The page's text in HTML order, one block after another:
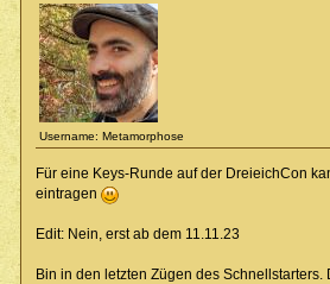
Username: Metamorphose
Für eine Keys-Runde auf der DreieichCon
eintragen
Edit: Nein, erst ab dem 11.11.23
Bin in den letzten Zügen des Schnellstarters.